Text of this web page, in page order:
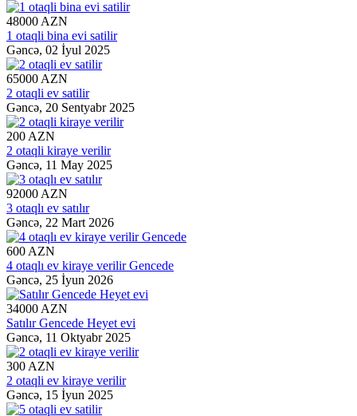
48000 AZN
1 otaqli bina evi satilir
Gəncə, 02 İyul 2025
65000 AZN
2 otaqli ev satilir
Gəncə, 20 Sentyabr 2025
200 AZN
2 otaqli kiraye verilir
Gəncə, 11 May 2025
92000 AZN
3 otaqlı ev satılır
Gəncə, 22 Mart 2026
600 AZN
4 otaqlı ev kiraye verilir Gencede
Gəncə, 25 İyun 2026
34000 AZN
Satılır Gencede Heyet evi
Gəncə, 11 Oktyabr 2025
300 AZN
2 otaqli ev kiraye verilir
Gəncə, 15 İyun 2025